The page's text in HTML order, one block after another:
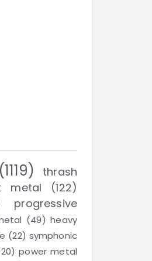
(1119)
thrash
metal
(122)
progressive
(49) heavy
(22) symphonic
power metal